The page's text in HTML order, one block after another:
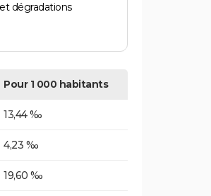
dégradations
Pour 1 000 habitants
13,44 ‰
4,23 ‰
19,60 ‰